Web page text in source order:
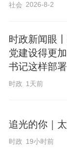
思全然不在
落，成了班
临近期末
础内容。
上。说实
甚至早已
社会 2026-8-2
时政新闻眼
党建设得更
书记这样部署
时政 1天前
追光的你｜
时政 19小时前